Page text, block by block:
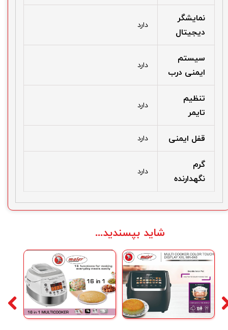
نمایشگر
دیجیتال
دارد
سیستم
ایمنی درب
دارد
تنظیم
تایمر
دارد
قفل ایمنی دارد
گرم
نگهدارنده
دارد
شاید بپسندید...